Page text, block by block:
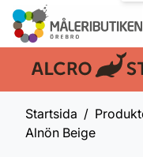
En del av:
Startsida
Alnön Beige